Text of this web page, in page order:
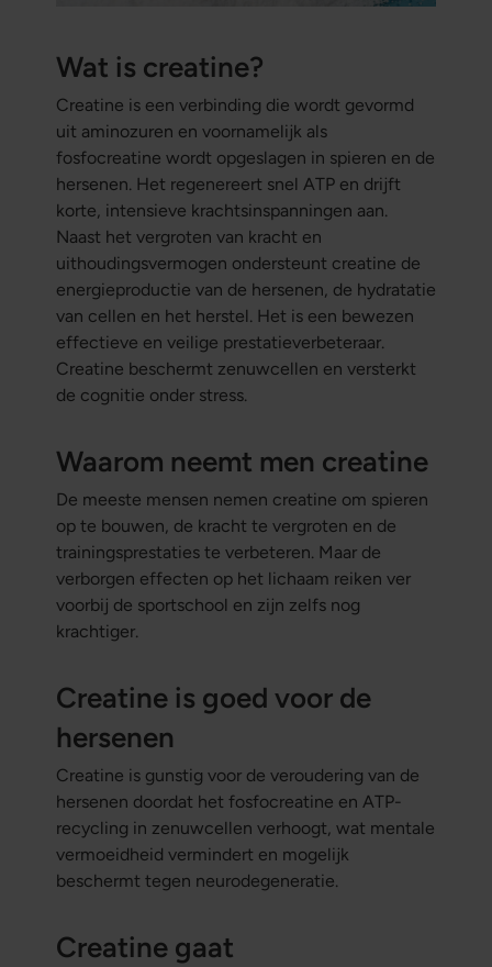
Wat is creatine?
Creatine is een verbinding die wordt gevormd
uit aminozuren en voornamelijk als
fosfocreatine wordt opgeslagen in spieren en de
hersenen. Het regenereert snel ATP en drijft
korte, intensieve krachtsinspanningen aan.
Naast het vergroten van kracht en
uithoudingsvermogen ondersteunt creatine de
energieproductie van de hersenen, de hydratatie
van cellen en het herstel. Het is een bewezen
effectieve en veilige prestatieverbeteraar.
Creatine beschermt zenuwcellen en versterkt
de cognitie onder stress.
Waarom neemt men creatine
De meeste mensen nemen creatine om spieren
op te bouwen, de kracht te vergroten en de
trainingsprestaties te verbeteren. Maar de
verborgen effecten op het lichaam reiken ver
voorbij de sportschool en zijn zelfs nog
krachtiger.
Creatine is goed voor de
hersenen
Creatine is gunstig voor de veroudering van de
hersenen doordat het fosfocreatine en ATP-
recycling in zenuwcellen verhoogt, wat mentale
vermoeidheid vermindert en mogelijk
beschermt tegen neurodegeneratie.
Creatine gaat